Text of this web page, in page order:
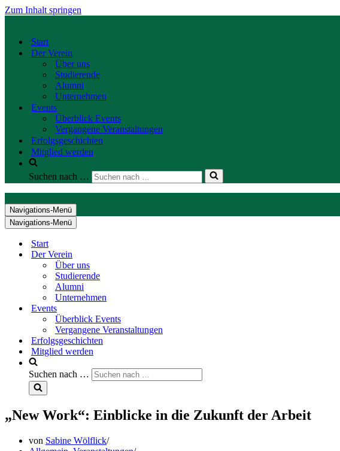
Zum Inhalt springen
Start
Der Verein
Über uns
Studierende
Alumni
Unternehmen
Events
Überblick Events
Vergangene Veranstaltungen
Erfolgsgeschichten
Mitglied werden
Suchen nach …
Navigations-Menü
Navigations-Menü
Start
Der Verein
Über uns
Studierende
Alumni
Unternehmen
Events
Überblick Events
Vergangene Veranstaltungen
Erfolgsgeschichten
Mitglied werden
Suchen nach …
„New Work“: Einblicke in die Zukunft der Arbeit
von Sabine Wölflick